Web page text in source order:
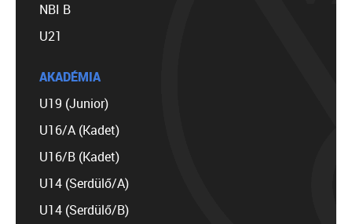
NBI B
U21
AKADÉMIA
U19 (Junior)
U16/A (Kadet)
U16/B (Kadet)
U14 (Serdülő/A)
U14 (Serdülő/B)